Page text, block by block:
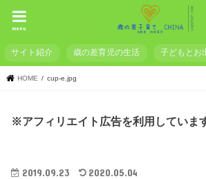
menu
サイト紹介 歳の差育児の生活 子どもとお
HOME cup-e.jpg
※アフィリエイト広告を利用していま
2019.09.23 2020.05.04